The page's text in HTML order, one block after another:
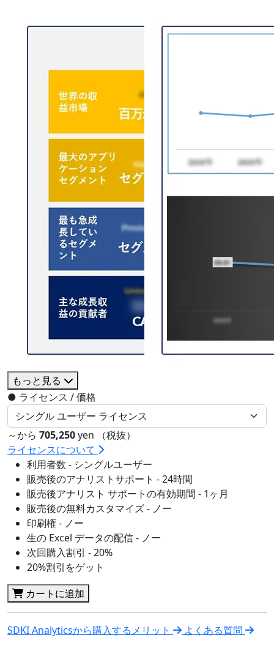
もっと見る
● ライセンス / 価格
～から 705,250yen （税抜）
ライセンスについて
利用者数 - シングルユーザー
販売後のアナリストサポート - 24時間
販売後アナリスト サポートの有効期間 - 1ヶ月
販売後の無料カスタマイズ - ノー
印刷権 - ノー
生の Excel データの配信 - ノー
次回購入割引 - 20%
20%割引をゲット
カートに追加
SDKI Analyticsから購入するメリット よくある質問